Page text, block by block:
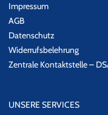
Impressum
AGB
Datenschutz
Widerrufsbelehrung
Zentrale Kontaktstelle –
UNSERE SERVICES